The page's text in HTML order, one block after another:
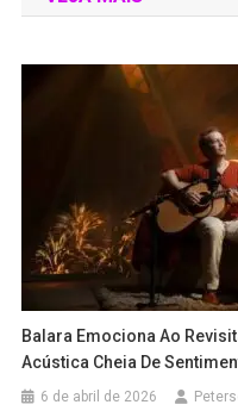
Balara Emociona Ao
Acústica Cheia De
6 de abril de 2026